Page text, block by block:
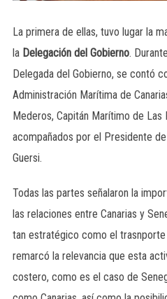
La primera de ellas, tuvo lugar la
la Delegación del Gobierno.
Delegada del Gobierno, se contó
Administración Marítima de
Mederos, Capitán Marítimo de Las
acompañados por el Presidente de
Guersi.
Todas las partes señalaron la
las relaciones entre Canarias y
tan estratégico como el
remarcó la relevancia que esta
costero, como es el caso de